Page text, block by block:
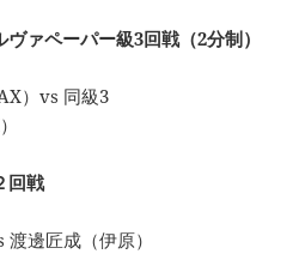
ァペーパー級3回戦（2分制）
）vs 同級3
回戦
邊匠成（伊原）